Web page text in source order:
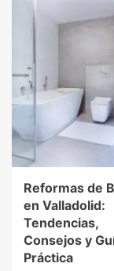
Reformas de
en Valladolid:
Tendencias,
Consejos y
Práctica